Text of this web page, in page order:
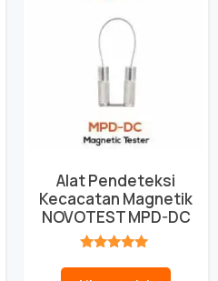
Alat Pendeteksi
Kecacatan Magnetik
NOVOTEST MPD-DC